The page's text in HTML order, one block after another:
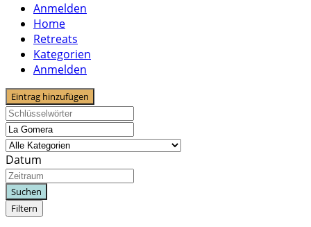
Anmelden
Home
Retreats
Kategorien
Anmelden
Eintrag hinzufügen
Datum
Suchen
Filtern